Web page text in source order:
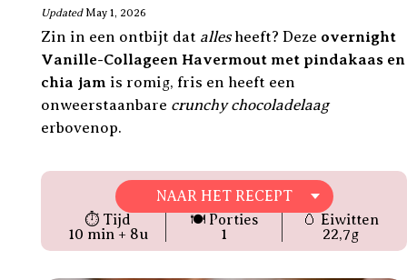
UpdatedMay 1, 2026
Zin in een ontbijt dat allesheeft? Deze overnight
Vanille-Collageen Havermout met pindakaas en
chia jam is romig, fris en heeft een
onweerstaanbare crunchy chocoladelaag
erbovenop.
NAAR HET RECEPT
⏱ Tijd
10 min + 8u
🍽 Porties
1
🥚 Eiwitten
22,7g